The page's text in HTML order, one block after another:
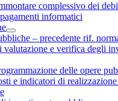
complessivo dei
informatici
– precedente rif.
valutazione e verifica degli
delle opere
e indicatori di